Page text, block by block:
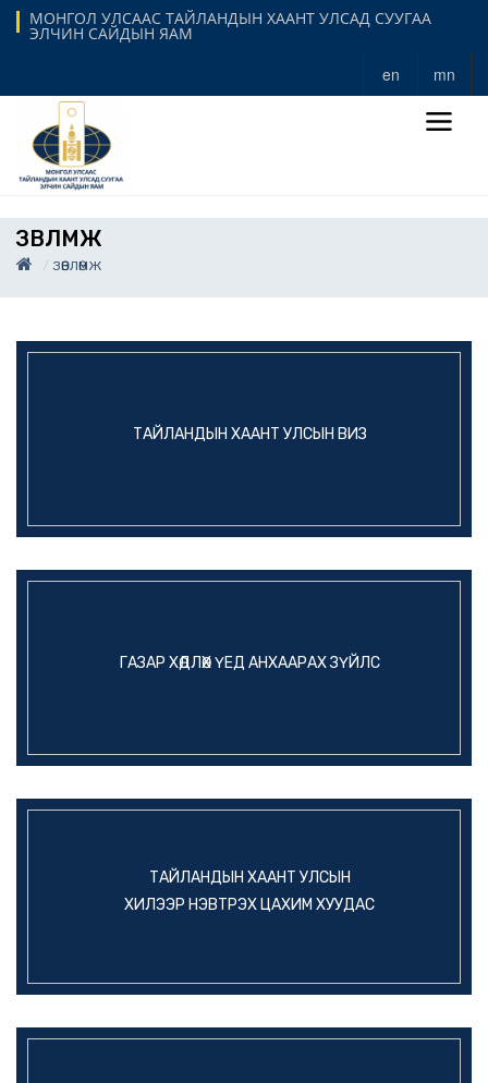
МОНГОЛ УЛСААС ТАЙЛАНДЫН ХААНТ УЛСАД СУУГАА
ЭЛЧИН САЙДЫН ЯАМ
en mn
ЗӨВЛӨМЖ
ЗӨВЛӨМЖ
ТАЙЛАНДЫН ХААНТ УЛСЫН ВИЗ
ГАЗАР ХӨДЛӨХ ҮЕД АНХААРАХ ЗҮЙЛС
ТАЙЛАНДЫН ХААНТ УЛСЫН
ХИЛЭЭР НЭВТРЭХ ЦАХИМ ХУУДАС